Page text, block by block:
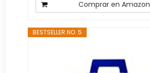
Comprar en Amazon
BESTSELLER NO. 5